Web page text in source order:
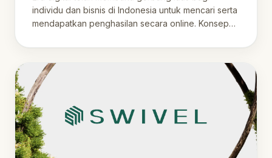
individu dan bisnis di Indonesia untuk mencari serta
mendapatkan penghasilan secara online. Konsep